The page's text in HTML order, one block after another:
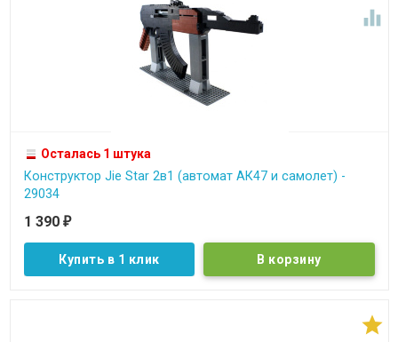

Осталась 1 штука
Конструктор Jie Star 2в1 (автомат АК47 и самолет) -
29034
1 390 ₽
Купить в 1 клик
